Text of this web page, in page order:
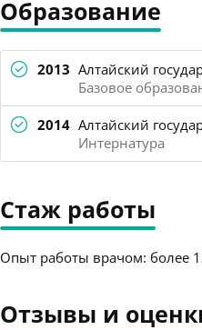
Образование
2013 Алтайский
Базовое
2014 Алтайский
Интернатура
Стаж работы
Опыт работы врачом: более
Отзывы и